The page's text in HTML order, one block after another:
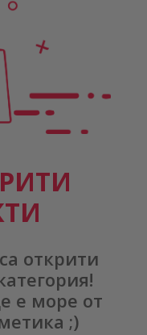
открити
е море от
;)